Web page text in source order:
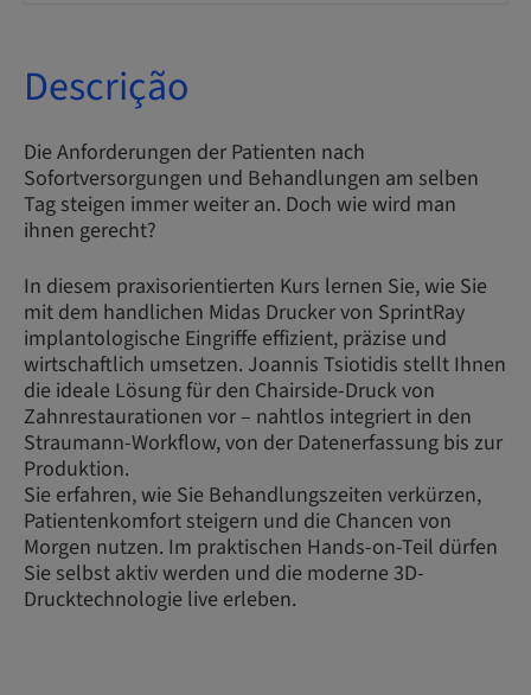
Descrição
Die Anforderungen der Patienten nach
Sofortversorgungen und Behandlungen am selben
Tag steigen immer weiter an. Doch wie wird man
ihnen gerecht?
In diesem praxisorientierten Kurs lernen Sie, wie Sie
mit dem handlichen Midas Drucker von SprintRay
implantologische Eingriffe effizient, präzise und
wirtschaftlich umsetzen. Joannis Tsiotidis stellt Ihnen
die ideale Lösung für den Chairside-Druck von
Zahnrestaurationen vor – nahtlos integriert in den
Straumann-Workflow, von der Datenerfassung bis zur
Produktion.
Sie erfahren, wie Sie Behandlungszeiten verkürzen,
Patientenkomfort steigern und die Chancen von
Morgen nutzen. Im praktischen Hands-on-Teil dürfen
Sie selbst aktiv werden und die moderne 3D-
Drucktechnologie live erleben.